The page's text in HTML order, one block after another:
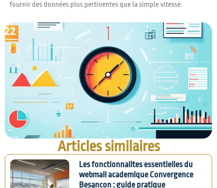
fournir des données plus pertinentes que la simple vitesse.
Articles similaires
Les fonctionnalites essentielles du
webmail academique Convergence
Besancon : guide pratique